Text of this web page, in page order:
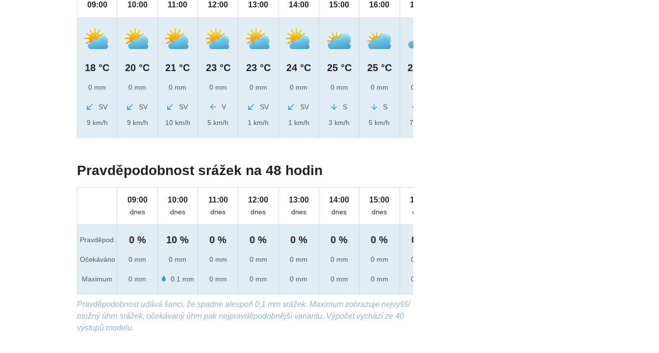
09:00
18 °C
0 mm
SV
9 km/h
10:00
20 °C
0 mm
SV
9 km/h
11:00
21 °C
0 mm
SV
10 km/h
12:00
23 °C
0 mm
V
5 km/h
13:00
23 °C
0 mm
SV
1 km/h
14:00
24 °C
0 mm
SV
1 km/h
15:00
25 °C
0 mm
S
3 km/h
16:00
25 °C
0 mm
S
5 km/h
17:00
25 °C
0 mm
7 km/h
Pravděpodobnost srážek na 48 hodin
Pravděpod.
Očekáváno
Maximum
09:00
dnes
0 %
0 mm
0 mm
10:00
dnes
10 %
0 mm
0.1 mm
11:00
dnes
0 %
0 mm
0 mm
12:00
dnes
0 %
0 mm
0 mm
13:00
dnes
0 %
0 mm
0 mm
14:00
dnes
0 %
0 mm
0 mm
15:00
dnes
0 %
0 mm
0 mm
16:00
dnes
0 %
0 mm
0 mm
Pravděpodobnost udává šanci, že spadne alespoň 0,1 mm srážek. Maximum zobrazuje nejvyšší
možný úhrn srážek, očekávaný úhrn pak nejpravděpodobnější variantu. Výpočet vychází ze 40
výstupů modelu.